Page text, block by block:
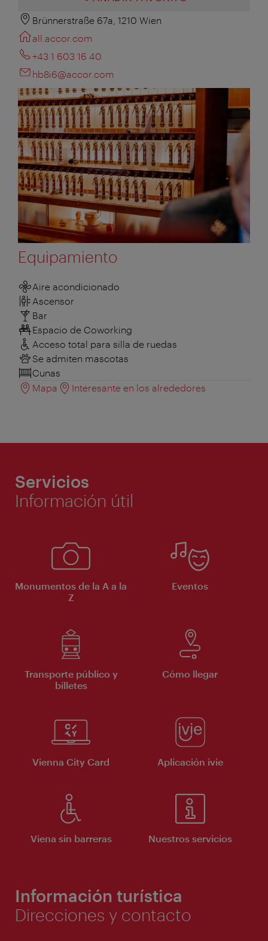
Brünnerstraße 67a, 1210 Wien
all.accor.com
+43 1 603 16 40
hb8i6@accor.com
Equipamiento
Aire acondicionado
Ascensor
Bar
Espacio de Coworking
Acceso total para silla de ruedas
Se admiten mascotas
Cunas
Mapa
Interesante en los alrededores
Servicios
Información útil
Monumentos de la A a la
Z
Eventos
Transporte público y
billetes
Cómo llegar
Vienna City Card Aplicación ivie
Viena sin barreras Nuestros servicios
Información turística
Direcciones y contacto